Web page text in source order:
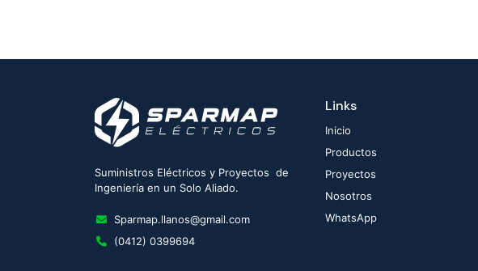
Suministros Eléctricos y Proyectos de
Ingeniería en un Solo Aliado.
Sparmap.llanos@gmail.com
(0412) 0399694
Links
Inicio
Productos
Proyectos
Nosotros
WhatsApp